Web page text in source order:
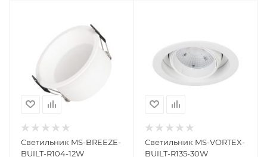
Светильник MS-BREEZE-
BUILT-R104-12W
Светильник MS-VORTEX-
BUILT-R135-30W